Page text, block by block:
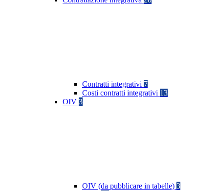
Contratti integrativi 7
Costi contratti integrativi 13
OIV 3
OIV (da pubblicare in tabelle) 3